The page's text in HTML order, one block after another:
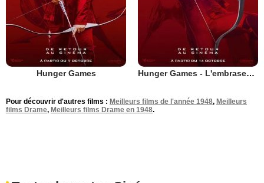
Hunger Games Hunger Games - L'embrasement
Pour découvrir d'autres films : Meilleurs films de l'année 1948, Meilleurs
films Drame, Meilleurs films Drame en 1948.